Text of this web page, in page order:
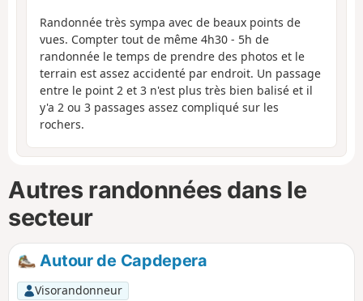
Randonnée très sympa avec de beaux points de
vues. Compter tout de même 4h30 - 5h de
randonnée le temps de prendre des photos et le
terrain est assez accidenté par endroit. Un passage
entre le point 2 et 3 n'est plus très bien balisé et il
y'a 2 ou 3 passages assez compliqué sur les
rochers.
Autres randonnées dans le
secteur
Autour de Capdepera
Visorandonneur